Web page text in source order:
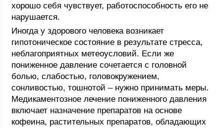
хорошо себя чувствует, работоспособность его не
нарушается.
Иногда у здорового человека возникает
гипотоническое состояние в результате стресса,
неблагоприятных метеоусловий. Если же
пониженное давление сочетается с головной
болью, слабостью, головокружением,
сонливостью, тошнотой – нужно принимать меры.
Медикаментозное лечение пониженного давления
включает назначение препаратов на основе
кофеина, растительных препаратов, обладающих